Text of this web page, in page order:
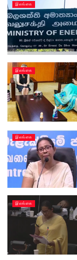
இலங்கை
இலங்கை
இலங்கை
இலங்கை